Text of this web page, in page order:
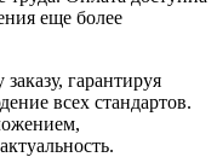
еще более
гарантируя
всех стандартов.